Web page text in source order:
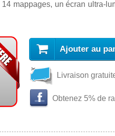
mappages, un écran ultra-
Ajouter au
Livraison
Obtenez 5% de